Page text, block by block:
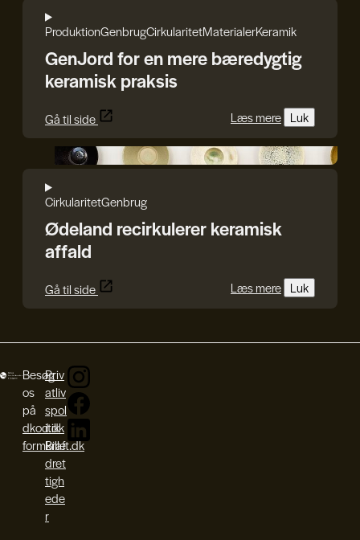
ProduktionGenbrugCirkularitetMaterialerKeramik
GenJord for en mere bæredygtig
keramisk praksis
Gå til side Læs mere Luk
Ødeland
CirkularitetGenbrug
Ødeland recirkulerer keramisk
affald
Gå til side Læs mere Luk
Besøg
os
på
dkod.dk
formkraft.dk
Priv
atliv
spol
itik
Bille
dret
tigh
ede
r